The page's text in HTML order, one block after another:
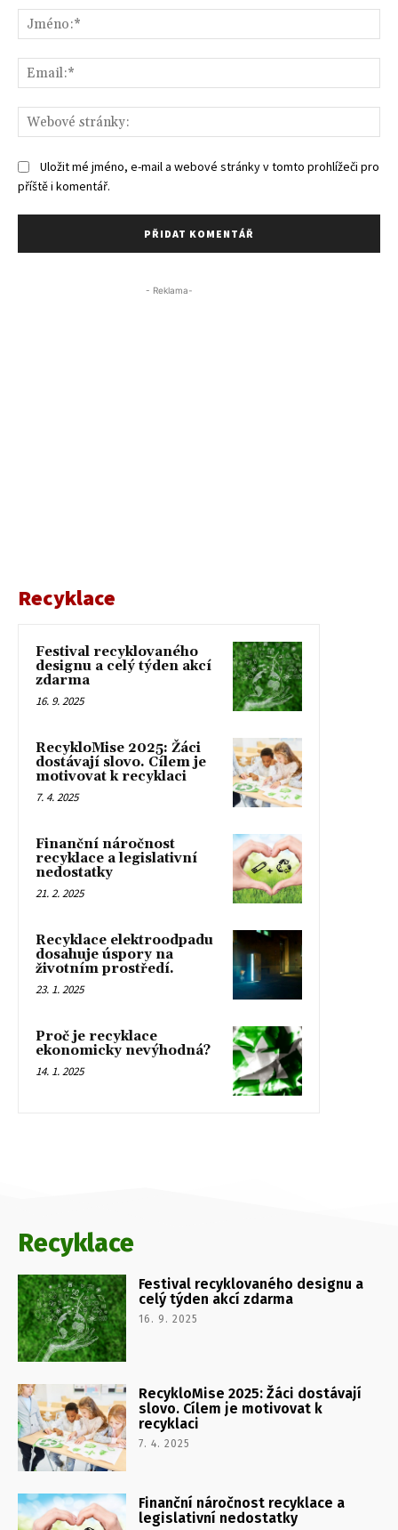
Uložit mé jméno, e-mail a webové stránky v tomto prohlížeči pro
příště i komentář.
- Reklama-
Recyklace
Festival recyklovaného
designu a celý týden akcí
zdarma
16. 9. 2025
RecykloMise 2025: Žáci
dostávají slovo. Cílem je
motivovat k recyklaci
7. 4. 2025
Finanční náročnost
recyklace a legislativní
nedostatky
21. 2. 2025
Recyklace elektroodpadu
dosahuje úspory na
životním prostředí.
23. 1. 2025
Proč je recyklace
ekonomicky nevýhodná?
14. 1. 2025
Recyklace
Festival recyklovaného designu a
celý týden akcí zdarma
16. 9. 2025
RecykloMise 2025: Žáci dostávají
slovo. Cílem je motivovat k
recyklaci
7. 4. 2025
Finanční náročnost recyklace a
legislativní nedostatky